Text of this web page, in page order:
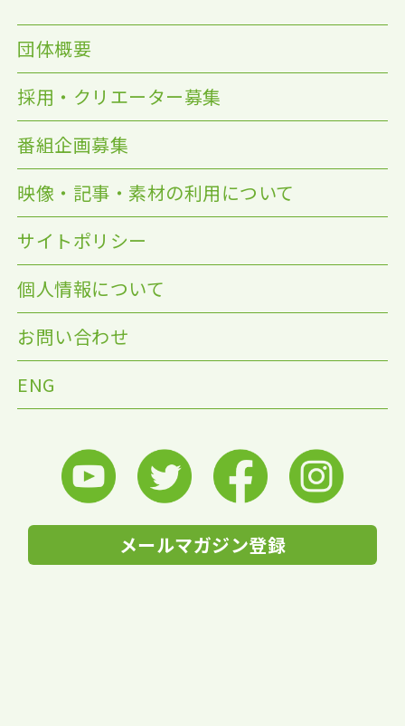
団体概要
採用・クリエーター募集
番組企画募集
映像・記事・素材の利用について
サイトポリシー
個人情報について
お問い合わせ
ENG
メールマガジン登録